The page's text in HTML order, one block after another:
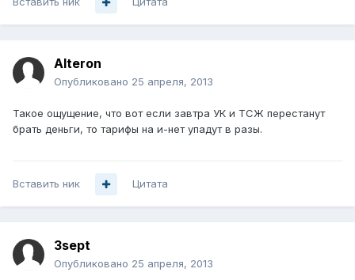
Alteron
Опубликовано 25 апреля, 2013
Такое ощущение, что вот если завтра УК и ТСЖ перестанут
брать деньги, то тарифы на и-нет упадут в разы.
Вставить ник Цитата
3sept
Опубликовано 25 апреля, 2013